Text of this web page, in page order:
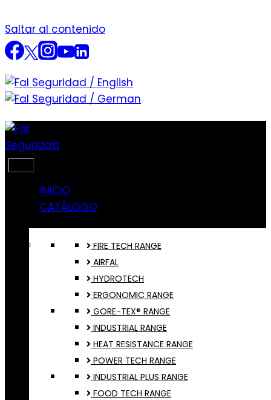
Saltar al contenido
INICIO
CATÁLOGO
FIRE TECH RANGE
AIRFAL
HYDROTECH
ERGONOMIC RANGE
GORE-TEX® RANGE
INDUSTRIAL RANGE
HEAT RESISTANCE RANGE
POWER TECH RANGE
INDUSTRIAL PLUS RANGE
FOOD TECH RANGE